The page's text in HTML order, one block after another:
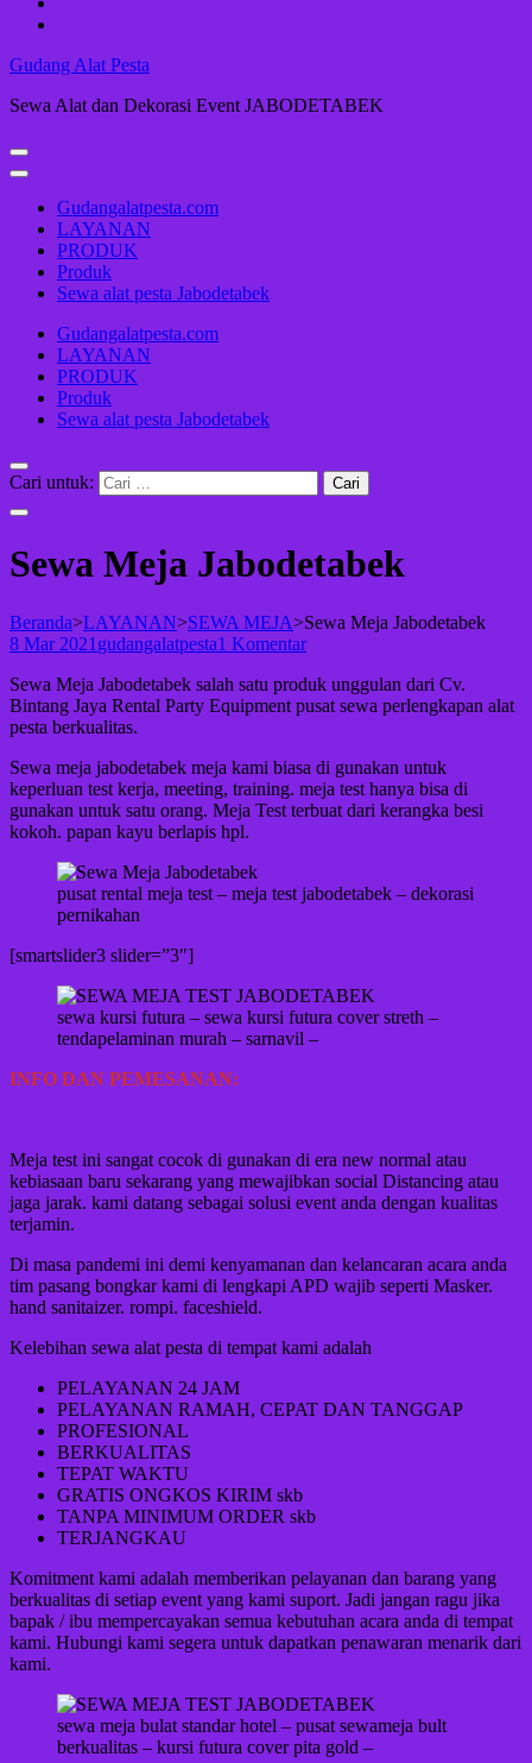
Gudang Alat Pesta
Sewa Alat dan Dekorasi Event JABODETABEK
Gudangalatpesta.com
LAYANAN
PRODUK
Produk
Sewa alat pesta Jabodetabek
Gudangalatpesta.com
LAYANAN
PRODUK
Produk
Sewa alat pesta Jabodetabek
Cari untuk:
Sewa Meja Jabodetabek
Beranda>LAYANAN>SEWA MEJA>Sewa Meja Jabodetabek
8 Mar 2021 gudangalatpesta1 Komentar
Sewa Meja Jabodetabek salah satu produk unggulan dari Cv.
Bintang Jaya Rental Party Equipment pusat sewa perlengkapan alat
pesta berkualitas.
Sewa meja jabodetabek meja kami biasa di gunakan untuk
keperluan test kerja, meeting, training. meja test hanya bisa di
gunakan untuk satu orang. Meja Test terbuat dari kerangka besi
kokoh. papan kayu berlapis hpl.
pusat rental meja test – meja test jabodetabek – dekorasi
pernikahan
[smartslider3 slider=”3″]
sewa kursi futura – sewa kursi futura cover streth –
tendapelaminan murah – sarnavil –
INFO DAN PEMESANAN:
Meja test ini sangat cocok di gunakan di era new normal atau
kebiasaan baru sekarang yang mewajibkan social Distancing atau
jaga jarak. kami datang sebagai solusi event anda dengan kualitas
terjamin.
Di masa pandemi ini demi kenyamanan dan kelancaran acara anda
tim pasang bongkar kami di lengkapi APD wajib seperti Masker.
hand sanitaizer. rompi. faceshield.
Kelebihan sewa alat pesta di tempat kami adalah
PELAYANAN 24 JAM
PELAYANAN RAMAH, CEPAT DAN TANGGAP
PROFESIONAL
BERKUALITAS
TEPAT WAKTU
GRATIS ONGKOS KIRIM skb
TANPA MINIMUM ORDER skb
TERJANGKAU
Komitment kami adalah memberikan pelayanan dan barang yang
berkualitas di setiap event yang kami suport. Jadi jangan ragu jika
bapak / ibu mempercayakan semua kebutuhan acara anda di tempat
kami. Hubungi kami segera untuk dapatkan penawaran menarik dari
kami.
sewa meja bulat standar hotel – pusat sewameja bult
berkualitas – kursi futura cover pita gold –